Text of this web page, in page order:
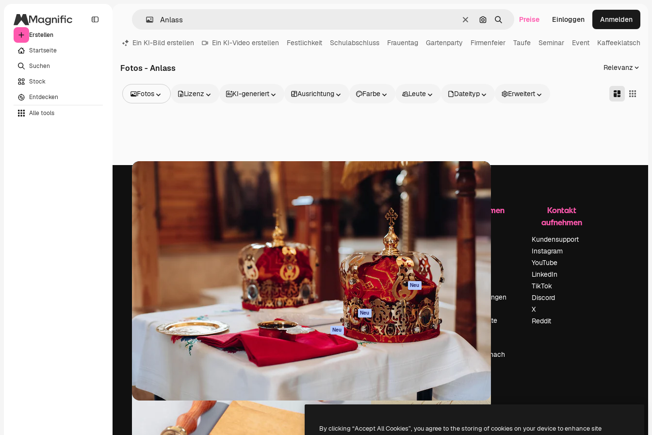
Erstellen
Startseite
Suchen
Stock
Entdecken
Alle tools
LöschenNach Bild suchen
SuchenPreise Einloggen Anmelden
Ein KI-Bild erstellen Ein KI-Video erstellen Festlichkeit Schulabschluss Frauentag Gartenparty Firmenfeier Taufe Seminar Event Kaffeeklatsch
Fotos - Anlass Relevanz
Fotos
Videos
Filmmaterial
Motion Graphics
Videovorlagen
Icons
3D-Modelle
Schriftarten
Lizenz KI-generiert Ausrichtung Farbe Leute Dateityp Erweitert
Die kreative Plattform, um deine beste
Arbeit zu verwirklichen. Mehr als 1 Million
Abonnenten unter Kreativen, Unternehmen,
Agenturen und Studios.
Produkte
Spaces
KI-Assistent
KI-Bildgenerator
KI-Videogenerator
KI-
Stimmengenerator
Stock-Inhalte
MCP für
Claude/ChatGPT
Neu
Agenten Neu
API
Mobile App
Alle Magnific-Tools
Loslegen
Academy
Dokumentation
Support
AGB
Datenschutzerklärung
Originale Neu
Cookie-Richtlinie
Vertrauenszentrum
Partner
Unternehmen
Unternehmen
Über uns
Reviews
Karriere
Suchtrends
Blog
Veranstaltungen
Slidesgo
Deine Inhalte
verkaufen
Pressesaal
Suchst du nach
magnific.ai
Kontakt
aufnehmen
Kundensupport
Instagram
YouTube
LinkedIn
TikTok
Discord
X
Reddit
By clicking “Accept All Cookies”, you agree to the storing of cookies on your device to enhance site